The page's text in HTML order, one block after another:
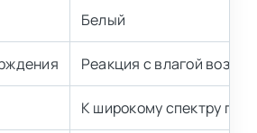
Белый
Реакция с влагой
К широкому спектру